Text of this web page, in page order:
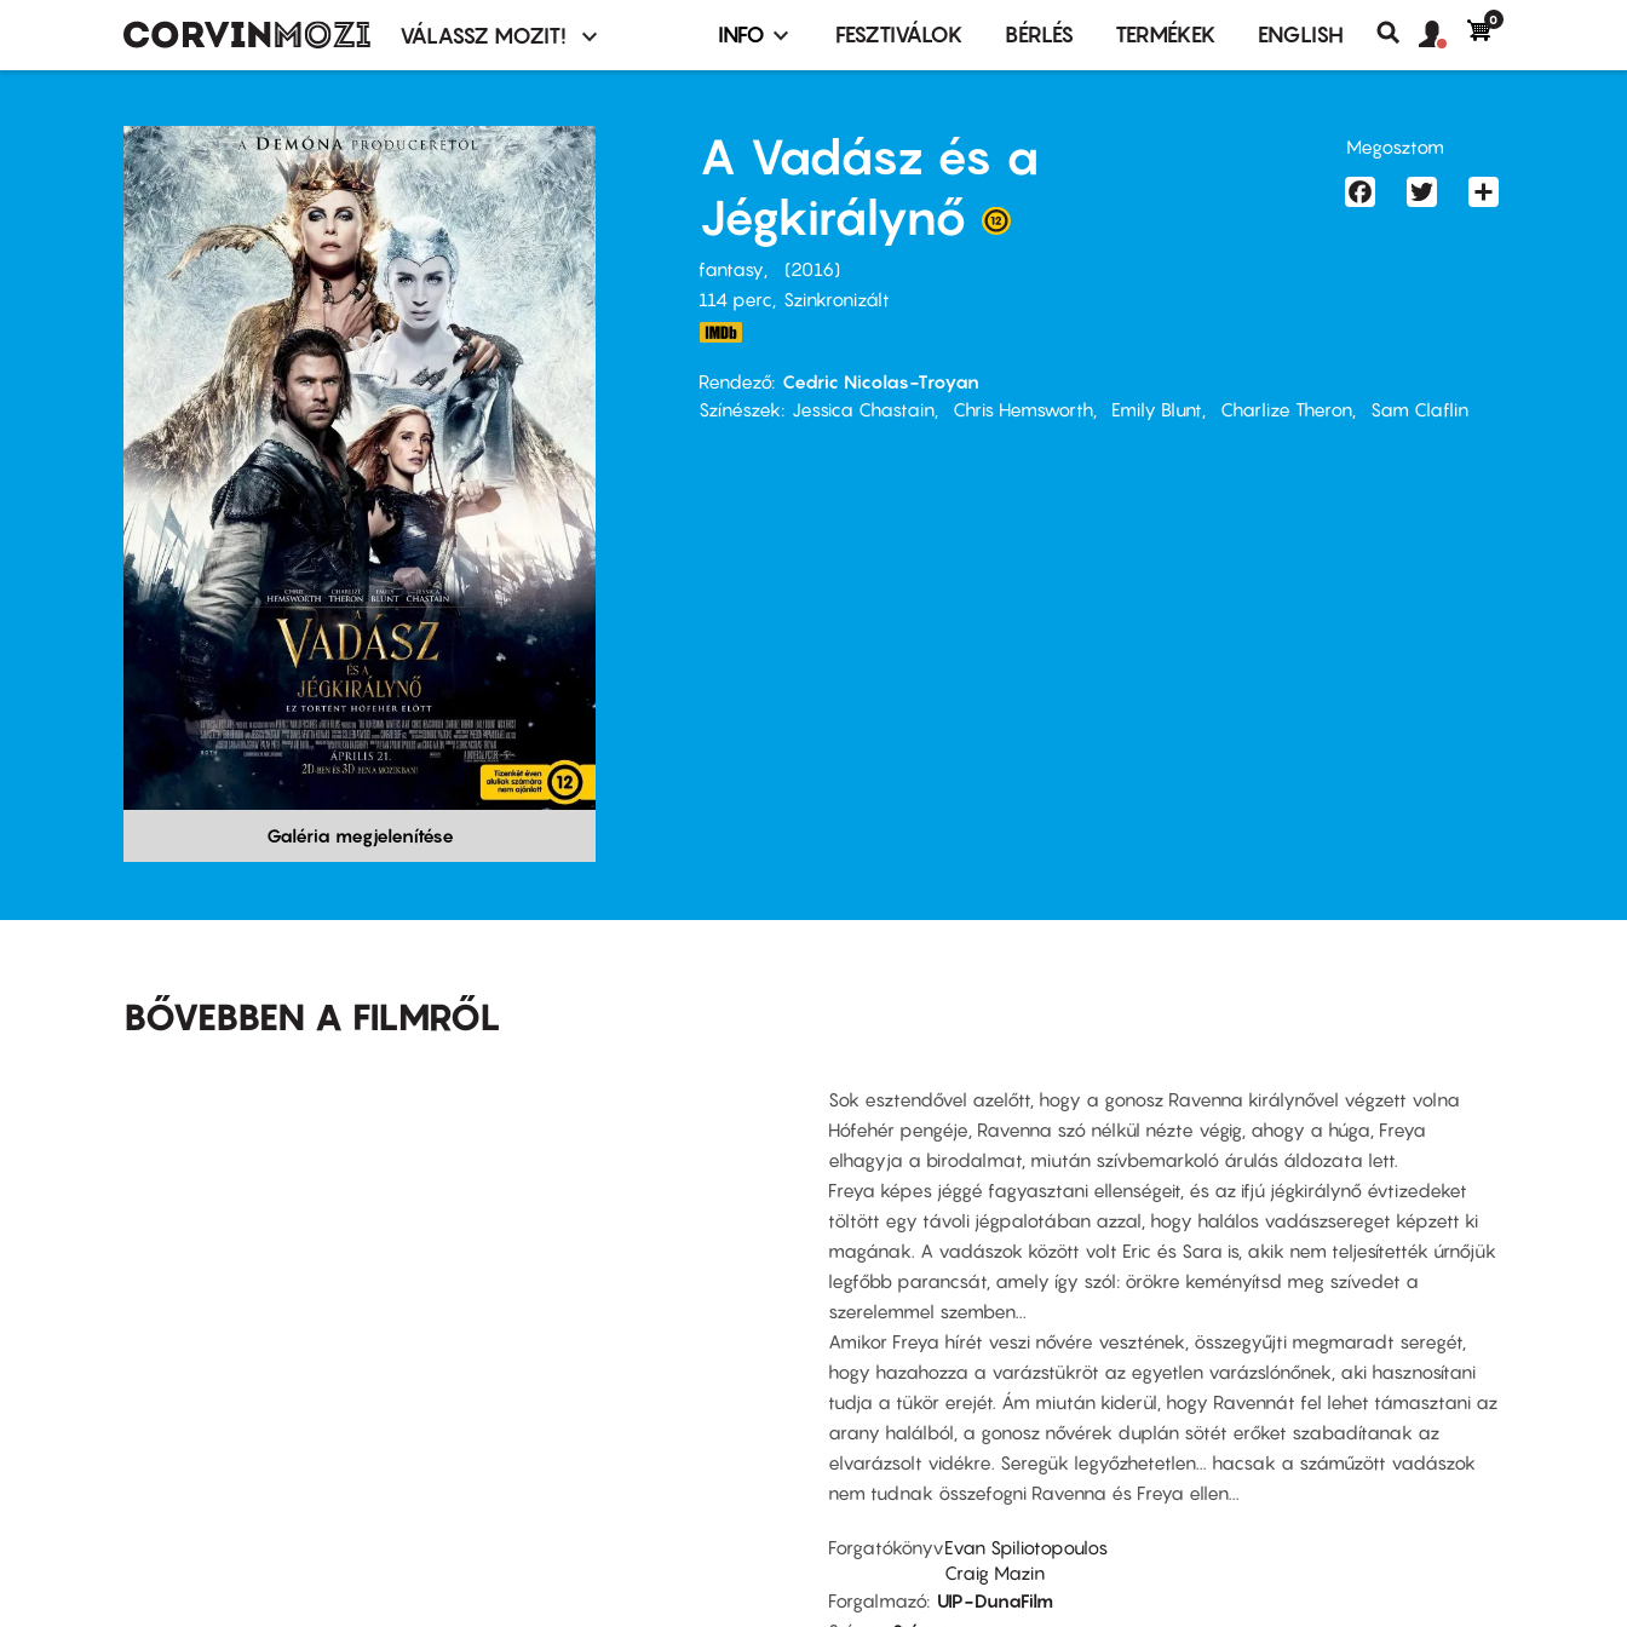
Moziválasztó
VÁLASSZ MOZIT!
Infó,
terembérlés
menü
INFO FESZTIVÁLOK BÉRLÉS TERMÉKEK ENGLISH
Keresés
fiók
Felhasználói
0
Galéria megjelenítése
A Vadász és a
Jégkirálynő
fantasy
2016
114 perc,
Szinkronizált
Rendező Cedric Nicolas-Troyan
Színészek
Jessica Chastain Chris Hemsworth Emily Blunt Charlize Theron Sam Claflin
Megosztom
FacebookTwitter
BŐVEBBEN A FILMRŐL
Sok esztendővel azelőtt, hogy a gonosz Ravenna királynővel végzett volna
Hófehér pengéje, Ravenna szó nélkül nézte végig, ahogy a húga, Freya
elhagyja a birodalmat, miután szívbemarkoló árulás áldozata lett.
Freya képes jéggé fagyasztani ellenségeit, és az ifjú jégkirálynő évtizedeket
töltött egy távoli jégpalotában azzal, hogy halálos vadászsereget képzett ki
magának. A vadászok között volt Eric és Sara is, akik nem teljesítették úrnőjük
legfőbb parancsát, amely így szól: örökre keményítsd meg szívedet a
szerelemmel szemben...
Amikor Freya hírét veszi nővére vesztének, összegyűjti megmaradt seregét,
hogy hazahozza a varázstükröt az egyetlen varázslónőnek, aki hasznosítani
tudja a tükör erejét. Ám miután kiderül, hogy Ravennát fel lehet támasztani az
arany halálból, a gonosz nővérek duplán sötét erőket szabadítanak az
elvarázsolt vidékre. Seregük legyőzhetetlen... hacsak a száműzött vadászok
nem tudnak összefogni Ravenna és Freya ellen...
ForgatókönyvEvan Spiliotopoulos
Craig Mazin
Forgalmazó UIP-DunaFilm